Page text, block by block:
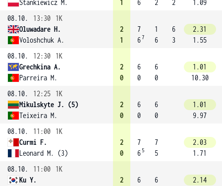
Stankiewicz M. 1 6 2 2
1.09
08.10.
13:30
1K
Oluwadare H.
Voloshchuk A.
2
1
7
67
1
6
6
3
2.31
1.55
08.10.
12:30
1K
Grechkina A.
Parreira M.
2
0
6
0
6
0
1.01
10.30
08.10.
12:25
1K
Mikulskyte J. (5)
Teixeira M.
2
0
6
0
6
0
1.01
9.97
08.10.
11:00
1K
Curmi F.
Leonard M. (3)
2
0
7
6 5
7
5
2.03
1.71
08.10.
11:00
1K
Ku Y.
2
6
6
2.14